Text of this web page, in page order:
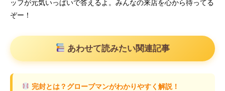
ッフが元気いっぱいで答えるよ。みんなの来店を心から待ってる
ぞー！
あわせて読みたい関連記事
完封とは？グローブマンがわかりやすく解説！